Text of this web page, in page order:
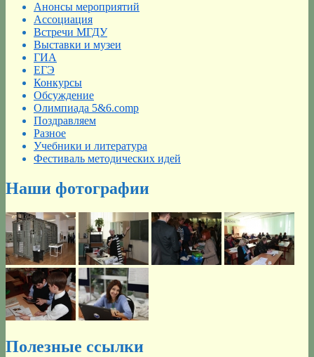
Анонсы мероприятий
Ассоциация
Встречи МГДУ
Выставки и музеи
ГИА
ЕГЭ
Конкурсы
Обсуждение
Олимпиада 5&6.comp
Поздравляем
Разное
Учебники и литература
Фестиваль методических идей
Наши фотографии
Полезные ссылки